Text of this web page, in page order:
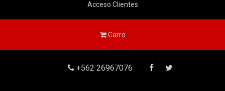
Acceso Clientes
Carro
+562 26967076